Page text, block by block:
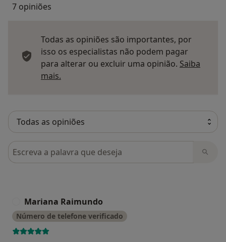
7 opiniões
Todas as opiniões são importantes, por
isso os especialistas não podem pagar
para alterar ou excluir uma opinião. Saiba
mais.
Pesquisar em opiniões
Mariana Raimundo
Número de telefone verificado